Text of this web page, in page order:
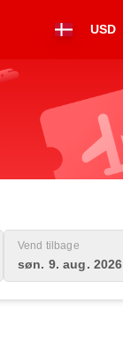
USD
Vend tilbage
søn. 9. aug. 2026